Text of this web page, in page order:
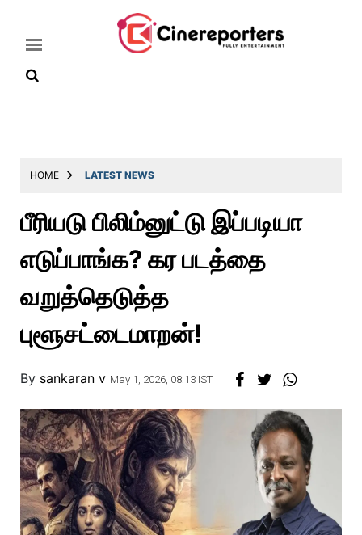
Latest
Throwback
Television
Reviews
Photos
Story
HOME LATEST NEWS
பீரியடு பிலிம்னுட்டு இப்படியா
எடுப்பாங்க? கர படத்தை
வறுத்தெடுத்த
புளூசட்டைமாறன்!
By sankaran v May 1, 2026, 08:13 IST